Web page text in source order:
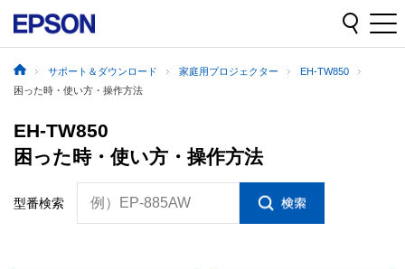
サポート＆ダウンロード 家庭用プロジェクター
EH-TW850
困った時・使い方・操作方法
EH-TW850
困った時・使い方・操作方法
型番検索 例）EP-885AW